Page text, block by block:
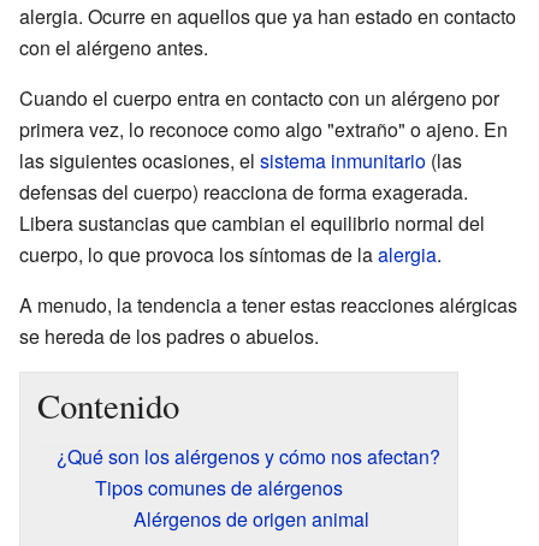
alergia. Ocurre en aquellos que ya han estado en contacto
con el alérgeno antes.
Cuando el cuerpo entra en contacto con un alérgeno por
primera vez, lo reconoce como algo "extraño" o ajeno. En
las siguientes ocasiones, el sistema inmunitario (las
defensas del cuerpo) reacciona de forma exagerada.
Libera sustancias que cambian el equilibrio normal del
cuerpo, lo que provoca los síntomas de laalergia.
A menudo, la tendencia a tener estas reacciones alérgicas
se hereda de los padres o abuelos.
Contenido
¿Qué son los alérgenos y cómo nos afectan?
Tipos comunes de alérgenos
Alérgenos de origen animal